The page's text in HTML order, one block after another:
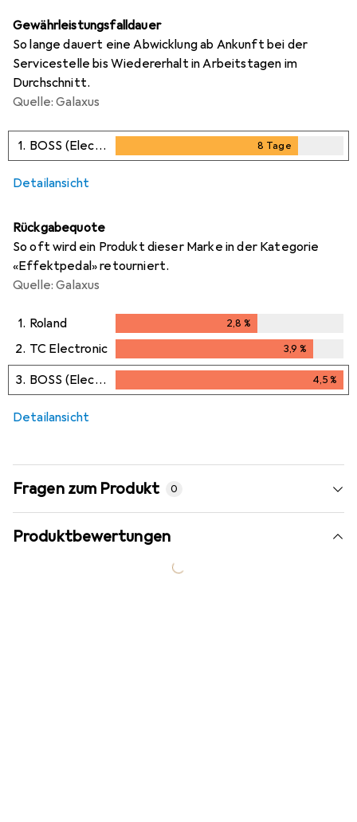
Gewährleistungsfalldauer
So lange dauert eine Abwicklung ab Ankunft bei der
Servicestelle bis Wiedererhalt in Arbeitstagen im
Durchschnitt.
Quelle: Galaxus
1. BOSS (Electronics) 8 Tage
8Tage i
i
i
Detailansicht
Rückgabequote
So oft wird ein Produkt dieser Marke in der Kategorie
«Effektpedal» retourniert.
Quelle: Galaxus
1. Roland 2,8 %
2. TC Electronic 3,9 %
3,9%
3. BOSS (Electronics) 4,5%
4,5% i
Detailansicht
Fragen zum Produkt 0
Produktbewertungen